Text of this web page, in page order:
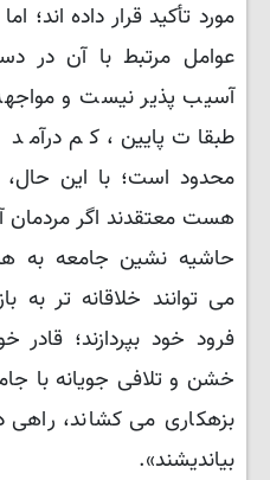
مورد تأکید قرار داده
عوامل مرتبط با آن در
آسیب پذیر نیست و
طبقات پایین، کم
محدود است؛ با این حال،
هست معتقدند اگر مردمان
حاشیه نشین جامعه به
می توانند خلاقانه تر به
فرود خود بپردازند؛
خشن و تلافی جویانه با
بزهکاری می کشاند، راهی
بیاندیشند».